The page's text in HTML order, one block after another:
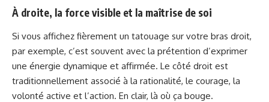
À droite, la force visible et la maîtrise de soi
Si vous affichez fièrement un tatouage sur votre bras droit,
par exemple, c’est souvent avec la prétention d’exprimer
une énergie dynamique et affirmée. Le côté droit est
traditionnellement associé à la rationalité, le courage, la
volonté active et l’action. En clair, là où ça bouge.